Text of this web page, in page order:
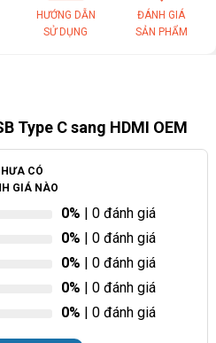
HƯỚNG DẪN
SỬ DỤNG
ĐÁNH GIÁ
SẢN PHẨM
Type C sang HDMI OEM
CÓ
GIÁ NÀO
0% | 0 đánh giá
0% | 0 đánh giá
0% | 0 đánh giá
0% | 0 đánh giá
0% | 0 đánh giá